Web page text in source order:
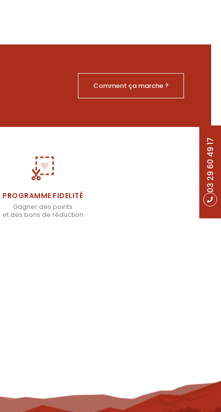
03 29 60 49 17
Comment ça marche ?
PROGRAMME FIDELITÉ
Gagner des points
et des bons de réduction